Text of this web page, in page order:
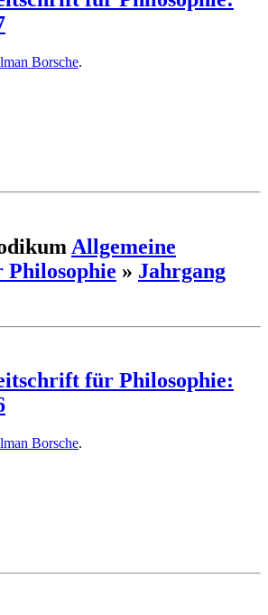
Borsche.
Allgemeine
» Jahrgang
für Philosophie:
Borsche.